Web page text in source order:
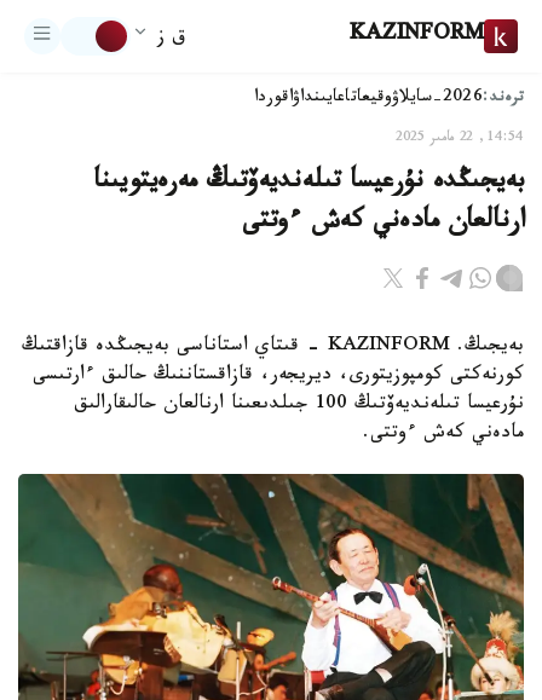
KAZINFORM ق ز
ترەند:2026-سايلاۋ وقيعاتاعايىنداۋاقوردا
14:54, 22 مامىر 2025
بەيجىڭدە نۇرعيسا تىلەنديەۆتىڭ مەرەيتويىنا
ارنالعان مادەني كەش ءوتتى
بەيجىڭ. KAZINFORM - قىتاي استاناسى بەيجىڭدە قازاقتىڭ
كورنەكتى كومپوزيتورى، ديريجەر، قازاقستاننىڭ حالىق ءارتىسى
نۇرعيسا تىلەنديەۆتىڭ 100 جىلدىعىنا ارنالعان حالىقارالىق
مادەني كەش ءوتتى.